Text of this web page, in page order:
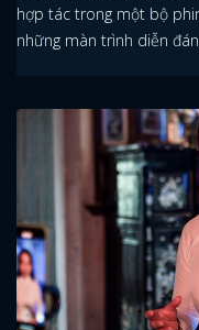
hợp tác trong một bộ
những màn trình diễn